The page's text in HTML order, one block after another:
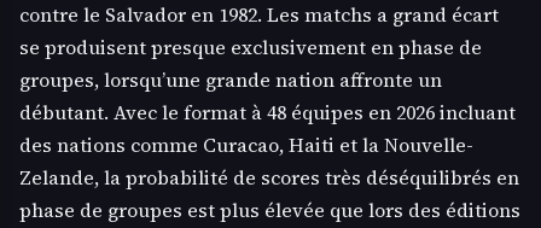
contre le Salvador en 1982. Les matchs a grand écart
se produisent presque exclusivement en phase de
groupes, lorsqu’une grande nation affronte un
débutant. Avec le format à 48 équipes en 2026 incluant
des nations comme Curacao, Haiti et la Nouvelle-
Zelande, la probabilité de scores très déséquilibrés en
phase de groupes est plus élevée que lors des éditions